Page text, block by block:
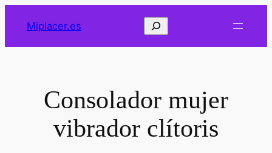
Miplacer.es Buscar
Consolador mujer
vibrador clítoris